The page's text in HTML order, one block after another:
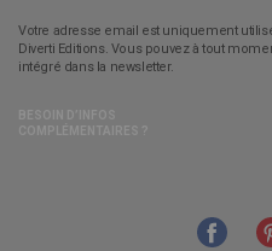
Votre adresse email est uniquement
Diverti Editions. Vous pouvez à tout
intégré dans la newsletter.